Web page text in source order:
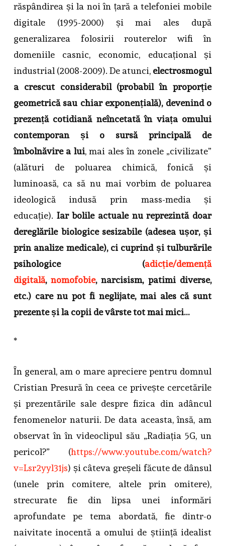
răspândirea și la noi în țară a telefoniei mobile
digitale (1995-2000) și mai ales după
generalizarea folosirii routerelor wifi în
domeniile casnic, economic, educațional și
industrial (2008-2009). De atunci, electrosmogul
a crescut considerabil (probabil în proporție
geometrică sau chiar exponențială), devenind o
prezență cotidiană neîncetată în viața omului
contemporan și o sursă principală de
îmbolnăvire a lui, mai ales în zonele „civilizate”
(alături de poluarea chimică, fonică și
luminoasă, ca să nu mai vorbim de poluarea
ideologică indusă prin mass-media și
educație). Iar bolile actuale nu reprezintă doar
dereglările biologice sesizabile (adesea ușor, și
prin analize medicale), ci cuprind și tulburările
psihologice (adicție/demență
digitală,nomofobie, narcisism, patimi diverse,
etc.) care nu pot fi neglijate, mai ales că sunt
prezente și la copii de vârste tot mai mici…
*
În general, am o mare apreciere pentru domnul
Cristian Presură în ceea ce privește cercetările
și prezentările sale despre fizica din adâncul
fenomenelor naturii. De data aceasta, însă, am
observat în în videoclipul său „Radiația 5G, un
pericol?” (https://www.youtube.com/watch?
v=Lsr2yyl31js) și câteva greșeli făcute de dânsul
(unele prin comitere, altele prin omitere),
strecurate fie din lipsa unei informări
aprofundate pe tema abordată, fie dintr-o
naivitate inocentă a omului de știință idealist